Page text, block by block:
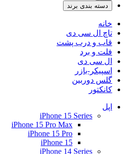
دسته بندی برند
خانه
تاچ ال سی دی
قاب و درب پشت
فلت و برد
ال سی دی
اسپیکر-بازر
گلس دوربین
کانکتور
اپل
iPhone 15 Series
iPhone 15 Pro Max
iPhone 15 Pro
iPhone 15
iPhone 14 Series